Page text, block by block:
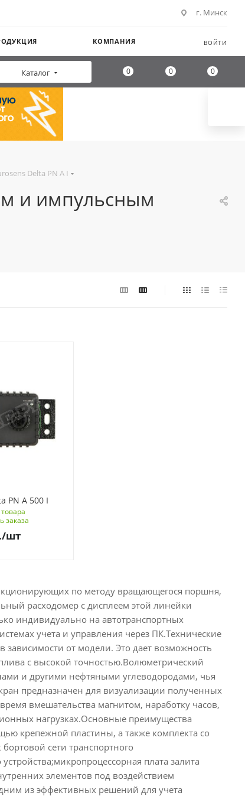
г. Минск
КОМПАНИЯ ВОЙТИ
Каталог 0 0 0
Delta PN A I
и импульсным
PN A 500 I
заказа
/шт
по методу вращающегося поршня,
расходомер с дисплеем этой линейки
индивидуально на автотранспортных
учета и управления через ПК.Технические
зависимости от модели. Это дает возможность
с высокой точностью.Волюметрический
и другими нефтяными углеводородами, чья
предназначен для визуализации полученных
вмешательства магнитом, наработку часов,
нагрузках.Основные преимущества
крепежной пластины, а также комплекта со
сети транспортного
плата залита
элементов под воздействием
из эффективных решений для учета